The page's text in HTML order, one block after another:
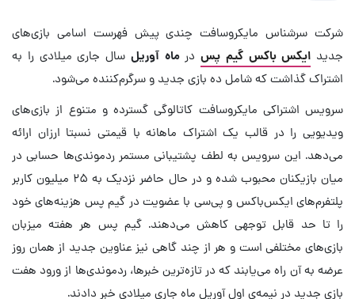
شرکت سرشناس مایکروسافت چندی پیش فهرست اسامی بازی‌های
جدید ایکس باکس گیم پس در ماه آوریل سال جاری میلادی را به
اشتراک گذاشت که شامل ده بازی جدید و سرگرم‌کننده می‌شود.
سرویس اشتراکی مایکروسافت کاتالوگی گسترده و متنوع از بازی‌های
ویدیویی را در قالب یک اشتراک ماهانه با قیمتی نسبتا ارزان ارائه
می‌دهد. این سرویس به لطف پشتیبانی مستمر ردموندی‌ها حسابی در
میان بازیکنان محبوب شده و در حال حاضر نزدیک به ۲۵ میلیون کاربر
پلتفرم‌های ایکس‌باکس و پی‌سی با عضویت در گیم پس هزینه‌های خود
را تا حد قابل توجهی کاهش می‌دهند. گیم پس هر هفته میزبان
بازی‌های مختلفی است و هر از چند گاهی نیز عناوین جدید از همان روز
عرضه به آن راه می‌یابند که در تازه‌ترین خبرها، ردموندی‌ها از ورود هفت
بازی جدید در نیمه‌ی اول آوریل ماه جاری میلادی خبر دادند.